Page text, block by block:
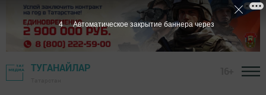
ТУГАНАЙЛАР
2 Автоматическое закрытие баннера через